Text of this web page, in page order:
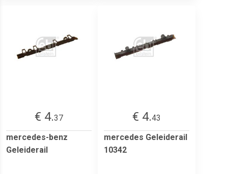
€ 4.37
mercedes-benz
Geleiderail
€ 4.43
mercedes Geleiderail
10342